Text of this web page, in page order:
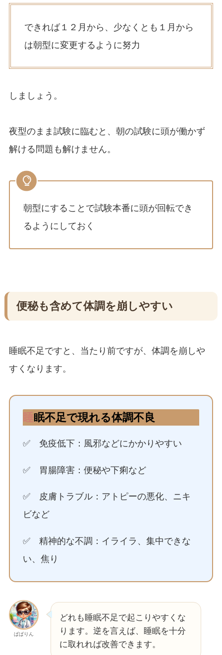
できれば１２月から、少なくとも１月から
は朝型に変更するように努力
しましょう。
夜型のまま試験に臨むと、朝の試験に頭が働かず
解ける問題も解けません。
朝型にすることで試験本番に頭が回転でき
るようにしておく
便秘も含めて体調を崩しやすい
睡眠不足ですと、当たり前ですが、体調を崩しや
すくなります。
睡眠不足で現れる体調不良
✅ 免疫低下：風邪などにかかりやすい
✅ 胃腸障害：便秘や下痢など
✅ 皮膚トラブル：アトピーの悪化、ニキ
ビなど
✅ 精神的な不調：イライラ、集中できな
い、焦り
ぱぱりん
どれも睡眠不足で起こりやすくな
ります。逆を言えば、睡眠を十分
に取れれば改善できます。